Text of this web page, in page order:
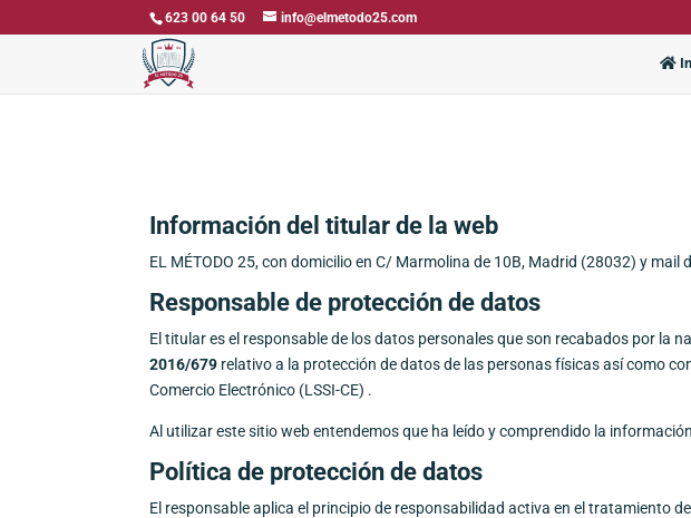
623 00 64 50 info@elmetodo25.com
Información del titular de la web
EL MÉTODO 25, con domicilio en C/ Marmolina de 10B, Madrid (28032) y mail
Responsable de protección de datos
El titular es el responsable de los datos personales que son recabados por la
2016/679 relativo a la protección de datos de las personas físicas así como
Comercio Electrónico (LSSI-CE) .
Al utilizar este sitio web entendemos que ha leído y comprendido la
Política de protección de datos
El responsable aplica el principio de responsabilidad activa en el tratamiento